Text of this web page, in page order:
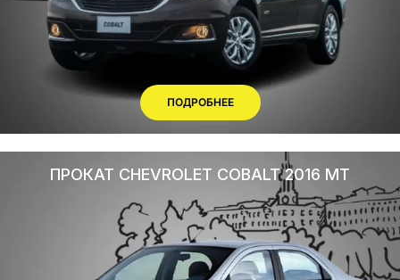
ПОДРОБНЕЕ
ПРОКАТ CHEVROLET COBALT 2016 МТ